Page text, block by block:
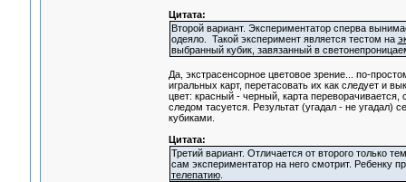
Цитата:
Второй вариант. Экспериментатор сперва
одеяло. Такой эксперимент является тестом на
выбранный кубик, завязанный в
Да, экстрасенсорное цветовое зрение... по-
игральных карт, перетасовать их как следует и
цвет: красный - черный, карта переворачивается,
следом тасуется. Результат (угадал - не угадал)
кубиками.
Цитата:
Третий вариант. Отличается от второго только
сам экспериментатор на него смотрит. Ребенку
телепатию.